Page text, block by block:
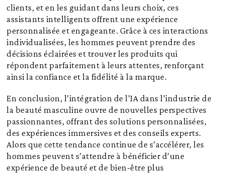
clients, et en les guidant dans leurs choix, ces
assistants intelligents offrent une expérience
personnalisée et engageante. Grâce à ces interactions
individualisées, les hommes peuvent prendre des
décisions éclairées et trouver les produits qui
répondent parfaitement à leurs attentes, renforçant
ainsi la confiance et la fidélité à la marque.
En conclusion, l’intégration de l’IA dans l’industrie de
la beauté masculine ouvre de nouvelles perspectives
passionnantes, offrant des solutions personnalisées,
des expériences immersives et des conseils experts.
Alors que cette tendance continue de s’accélérer, les
hommes peuvent s’attendre à bénéficier d’une
expérience de beauté et de bien-être plus